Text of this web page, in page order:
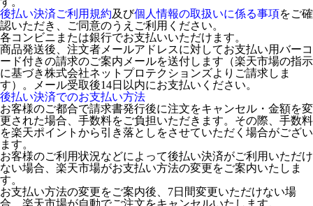
後払い決済ご利用規約及び個人情報の取扱いに係る事項をご確
認いただき、ご同意のうえご利用ください。
各コンビニまたは銀行でお支払いいただけます。
商品発送後、注文者メールアドレスに対してお支払い用バーコ
ード付きの請求のご案内メールを送付します（楽天市場の指示
に基づき株式会社ネットプロテクションズよりご請求しま
す）。メール受取後14日以内にお支払いください。
後払い決済でのお支払い方法
お客様のご都合で請求書発行後に注文をキャンセル・金額を変
更された場合、手数料をご負担いただきます。その際、手数料
を楽天ポイントから引き落としをさせていただく場合がござい
ます。
お客様のご利用状況などによって後払い決済がご利用いただけ
ない場合、楽天市場がお支払い方法の変更をご案内いたしま
す。
お支払い方法の変更をご案内後、7日間変更いただけない場